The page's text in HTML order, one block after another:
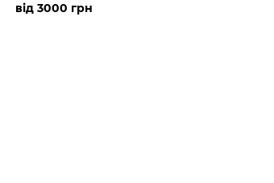
від 3000 грн